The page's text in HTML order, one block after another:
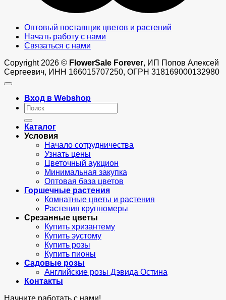
Оптовый поставщик цветов и растений
Начать работу с нами
Связаться с нами
Copyright 2026 © FlowerSale Forever, ИП Попов Алексей
Сергеевич, ИНН 166015707250, ОГРН 318169000132980
Вход в Webshop
Искать:
Каталог
Условия
Начало сотрудничества
Узнать цены
Цветочный аукцион
Минимальная закупка
Оптовая база цветов
Горшечные растения
Комнатные цветы и растения
Растения крупномеры
Срезанные цветы
Купить хризантему
Купить эустому
Купить розы
Купить пионы
Садовые розы
Английские розы Дэвида Остина
Контакты
Начните работать с нами!